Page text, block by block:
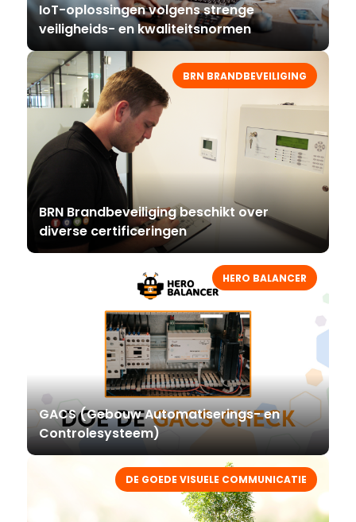
IoT-oplossingen volgens strenge
veiligheids- en kwaliteitsnormen
BRN BRANDBEVEILIGING
BRN Brandbeveiliging beschikt over
diverse certificeringen
HERO BALANCER
GACS (Gebouw Automatiserings- en
Controlesysteem)
DE GOEDE VISUELE COMMUNICATIE